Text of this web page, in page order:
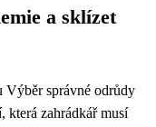
a sklízet
Výběr správné odrůdy
která zahrádkář musí